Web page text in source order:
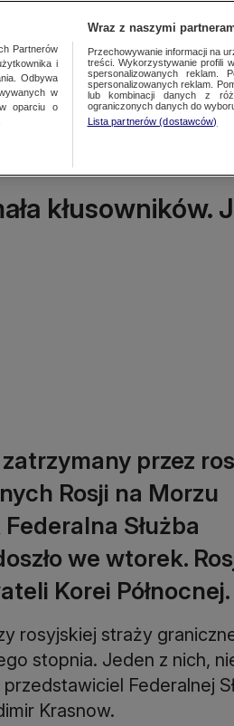
kłusowników.
przez
Rosji na Morzu
Służba
we wtorek.
Korei Północnej.
rosyjskiej straży
stopnia. Jeden z nich,
Federalnej
Krasnow.
Partnerów
i
Odbywa
w
oparciu o
Wraz z naszymi
Przechowywanie informacji na
treści. Wykorzystywanie profili
spersonalizowanych reklam.
spersonalizowanych reklam.
lub kombinacji danych z
ograniczonych danych do
Lista partnerów (dostawców)